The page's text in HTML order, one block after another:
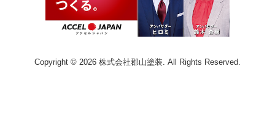
Copyright © 2026 株式会社郡山塗装. All Rights Reserved.